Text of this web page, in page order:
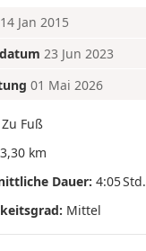
14 Jan 2015
23 Jun 2023
01 Mai 2026
Zu Fuß
km
Dauer: 4:05 Std.
Mittel